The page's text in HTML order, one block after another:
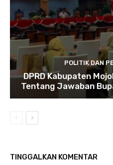
POLITIK DAN
DPRD Kabupaten
Tentang Jawaban
TINGGALKAN KOMENTAR